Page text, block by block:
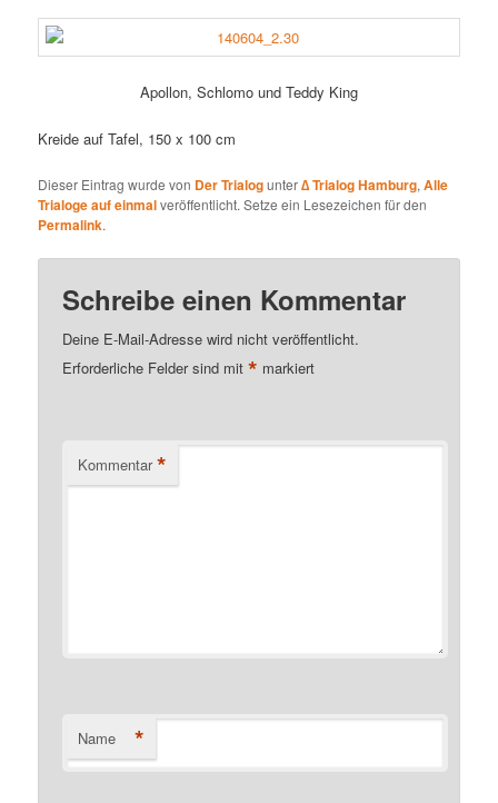
Apollon, Schlomo und Teddy King
Kreide auf Tafel, 150 x 100 cm
Dieser Eintrag wurde von Der Trialogunter∆ Trialog Hamburg,Alle
Trialoge auf einmalveröffentlicht. Setze ein Lesezeichen für den
Permalink.
Schreibe einen Kommentar
Deine E-Mail-Adresse wird nicht veröffentlicht.
Erforderliche Felder sind mit* markiert
Kommentar *
Name *